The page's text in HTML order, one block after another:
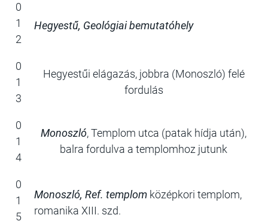
0
1
2
Hegyestű, Geológiai bemutatóhely
0
1
3
Hegyestűi elágazás, jobbra (Monoszló) felé
fordulás
0
1
4
Monoszló, Templom utca (patak hídja után),
balra fordulva a templomhoz jutunk
0
1
5
Monoszló, Ref. templom középkori templom,
romanika XIII. szd.